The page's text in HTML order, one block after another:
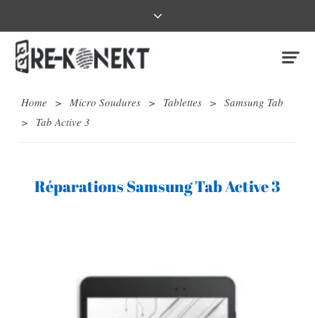
Home > Micro Soudures > Tablettes > Samsung Tab
>
Tab Active 3
Réparations Samsung Tab Active 3